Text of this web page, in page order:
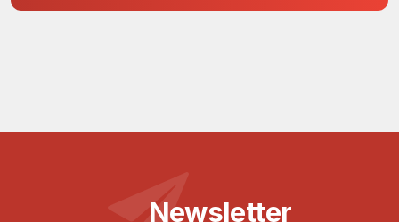
Newsletter